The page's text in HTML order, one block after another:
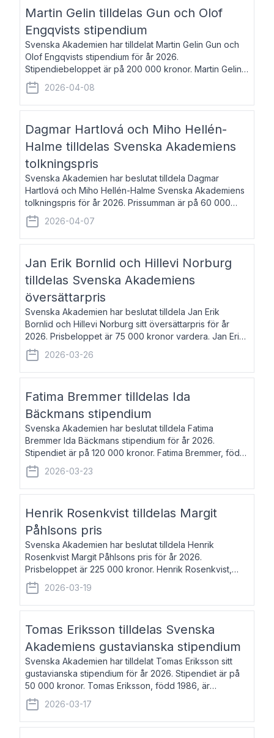
Martin Gelin tilldelas Gun och Olof
Engqvists stipendium
Svenska Akademien har tilldelat Martin Gelin Gun och
Olof Engqvists stipendium för år 2026.
Stipendiebeloppet är på 200 000 kronor. Martin Gelin,
född 1978, är journalist och författare. Han lever
numera i Paris men var under många år bosat
2026-04-08
Dagmar Hartlová och Miho Hellén-
Halme tilldelas Svenska Akademiens
tolkningspris
Svenska Akademien har beslutat tilldela Dagmar
Hartlová och Miho Hellén-Halme Svenska Akademiens
tolkningspris för år 2026. Prissumman är på 60 000
kronor var. Dagmar Hartlová, född 1951, översätter
huvudsakligen från svenska till tjeckiska
2026-04-07
Jan Erik Bornlid och Hillevi Norburg
tilldelas Svenska Akademiens
översättarpris
Svenska Akademien har beslutat tilldela Jan Erik
Bornlid och Hillevi Norburg sitt översättarpris för år
2026. Prisbeloppet är 75 000 kronor vardera. Jan Erik
Bornlid, född 1947, är översättare från tyska. Han är
främst känd för sina översät
2026-03-26
Fatima Bremmer tilldelas Ida
Bäckmans stipendium
Svenska Akademien har beslutat tilldela Fatima
Bremmer Ida Bäckmans stipendium för år 2026.
Stipendiet är på 120 000 kronor. Fatima Bremmer, född
1977, är journalist och författare. Hon utkom i fjol med
boken Ligan. Klarakvarterens blodsyst
2026-03-23
Henrik Rosenkvist tilldelas Margit
Påhlsons pris
Svenska Akademien har beslutat tilldela Henrik
Rosenkvist Margit Påhlsons pris för år 2026.
Prisbeloppet är 225 000 kronor. Henrik Rosenkvist,
född 1965, är professor i nordiska språk vid Göteborgs
universitet. Han disputerade 2004 på avhan
2026-03-19
Tomas Eriksson tilldelas Svenska
Akademiens gustavianska stipendium
Svenska Akademien har tilldelat Tomas Eriksson sitt
gustavianska stipendium för år 2026. Stipendiet är på
50 000 kronor. Tomas Eriksson, född 1986, är
projektledare inom marknadsföring och författare och
utkom i fjol med boken Syndabocken.
2026-03-17